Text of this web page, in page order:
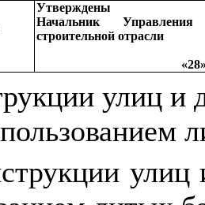
Утверждены
Начальник
строительной отрасли
улиц и
улиц